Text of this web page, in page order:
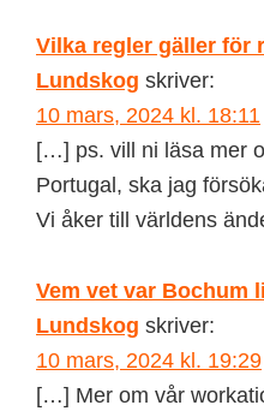
Vilka regler gäller för
Lundskog skriver:
10 mars, 2024 kl. 18:11
[…] ps. vill ni läsa mer
Portugal, ska jag
Vi åker till världens
Vem vet var Bochum
Lundskog skriver:
10 mars, 2024 kl. 19:29
[…] Mer om vår